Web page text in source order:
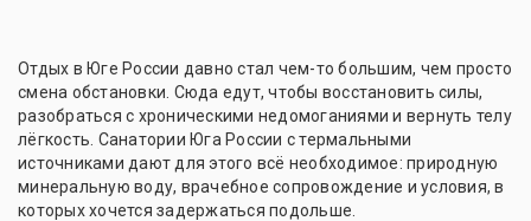
Отдых в Юге России давно стал чем-то большим, чем просто
смена обстановки. Сюда едут, чтобы восстановить силы,
разобраться с хроническими недомоганиями и вернуть телу
лёгкость. Санатории Юга России с термальными
источниками дают для этого всё необходимое: природную
минеральную воду, врачебное сопровождение и условия, в
которых хочется задержаться подольше.